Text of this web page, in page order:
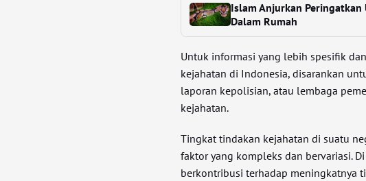
Islam Anjurkan Peringatkan
Dalam Rumah
Untuk informasi yang lebih spesifik
kejahatan di Indonesia, disarankan
laporan kepolisian, atau lembaga
kejahatan.
Tingkat tindakan kejahatan di suatu
faktor yang kompleks dan bervariasi.
berkontribusi terhadap meningkatnya